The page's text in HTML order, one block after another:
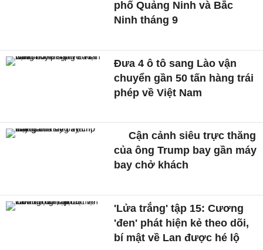
phố Quảng Ninh và Bắc
Ninh tháng 9
Đưa 4 ô tô sang Lào vận
chuyển gần 50 tấn hàng trái
phép về Việt Nam
Cận cảnh siêu trực thăng
của ông Trump bay gần máy
bay chở khách
'Lửa trắng' tập 15: Cương
'đen' phát hiện kẻ theo dõi,
bí mật về Lan được hé lộ